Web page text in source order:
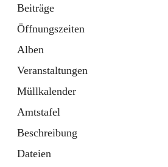
Beiträge
Öffnungszeiten
Alben
Veranstaltungen
Müllkalender
Amtstafel
Beschreibung
Dateien
Datei
in
Tab
Kindergarten
öffnet
in
neuem
Tab